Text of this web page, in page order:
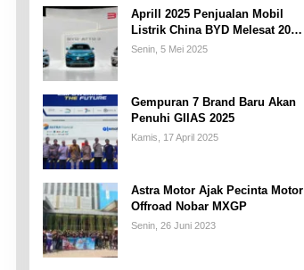
Aprill 2025 Penjualan Mobil
Listrik China BYD Melesat 20
Persen
Senin, 5 Mei 2025
Gempuran 7 Brand Baru Akan
Penuhi GIIAS 2025
Kamis, 17 April 2025
Astra Motor Ajak Pecinta Motor
Offroad Nobar MXGP
Senin, 26 Juni 2023